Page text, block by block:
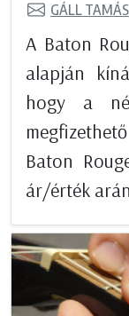
GÁLL TAMÁS
A Baton
alapján
hogy a
Baton
ár/érték